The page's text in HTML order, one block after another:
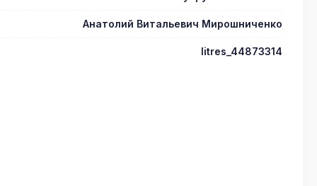
Анатолий Витальевич Мирошниченко
litres_44873314